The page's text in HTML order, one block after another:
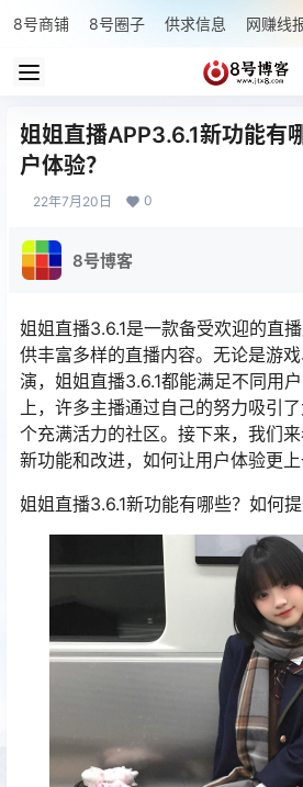
8号商铺 8号圈子 供求信息 网赚线
姐姐直播APP3.6.1新功能有
户体验？
22年7月20日 0
8号博客
姐姐直播3.6.1是一款备受欢迎的直
供丰富多样的直播内容。无论是游
演，姐姐直播3.6.1都能满足不同用
上，许多主播通过自己的努力吸引
个充满活力的社区。接下来，我们
新功能和改进，如何让用户体验更上
姐姐直播3.6.1新功能有哪些？如何提